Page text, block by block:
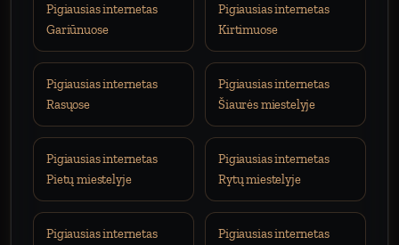
Pigiausias internetas
Gariūnuose
Pigiausias internetas
Kirtimuose
Pigiausias internetas
Rasųose
Pigiausias internetas
Šiaurės miestelyje
Pigiausias internetas
Pietų miestelyje
Pigiausias internetas
Rytų miestelyje
Pigiausias internetas
Pigiausias internetas